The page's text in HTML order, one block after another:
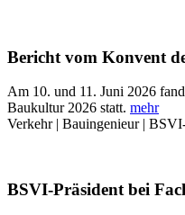
Bericht vom Konvent
Am 10. und 11. Juni 2026
Baukultur 2026 statt. mehr
Verkehr | Bauingenieur |
BSVI-Präsident bei